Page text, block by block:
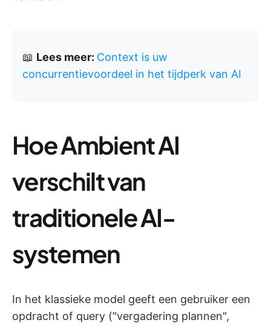
📖 Lees meer: Context is uw
concurrentievoordeel in het tijdperk van AI
Hoe Ambient AI
verschilt van
traditionele AI-
systemen
In het klassieke model geeft een gebruiker een
opdracht of query ("vergadering plannen",